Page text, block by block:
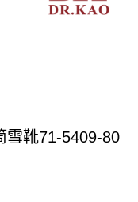
雪靴71-5409-80